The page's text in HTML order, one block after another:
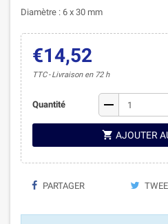
Diamètre : 6 x 30 mm
€14,52
TTC Livraison en 72 h
Quantité remove
 AJOUTER
PARTAGER